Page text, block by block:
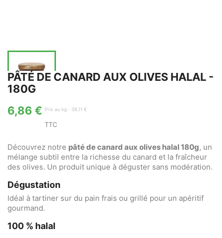
PÂTÉ DE CANARD AUX OLIVES HALAL -
180G
6,86 € Prix au kg : 38,11 €
TTC
Découvrez notre pâté de canard aux olives halal 180g, un
mélange subtil entre la richesse du canard et la fraîcheur
des olives. Un produit unique à déguster sans modération.
Dégustation
Idéal à tartiner sur du pain frais ou grillé pour un apéritif
gourmand.
100 % halal